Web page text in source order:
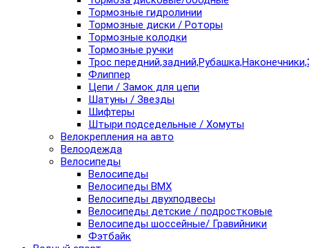
Тормозные гидролинии
Тормозные диски / Роторы
Тормозные колодки
Тормозные ручки
Трос
Флиппер
Цепи / Замок для цепи
Шатуны / Звезды
Шифтеры
Штыри подседельные / Хомуты
Велокрепления на авто
Велоодежда
Велосипеды
Велосипеды
Велосипеды BMX
Велосипеды двухподвесы
Велосипеды детские / подростковые
Велосипеды шоссейные/ Гравийники
Фэтбайк